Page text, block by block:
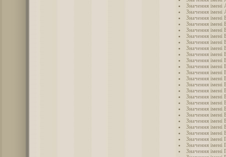
Значення імені
Значення імені
Значення імені
Значення імені
Значення імені
Значення імені
Значення імені
Значення імені
Значення імені
Значення імені
Значення імені
Значення імені
Значення імені
Значення імені
Значення імені
Значення імені
Значення імені
Значення імені
Значення імені
Значення
Значення імені
Значення імені
Значення імені
Значення імені
Значення імені